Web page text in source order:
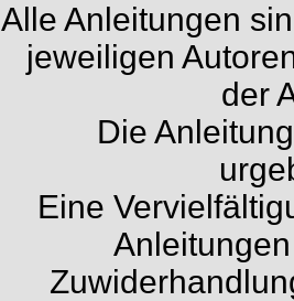
Alle Anleitungen
jeweiligen
der
Die
Eine